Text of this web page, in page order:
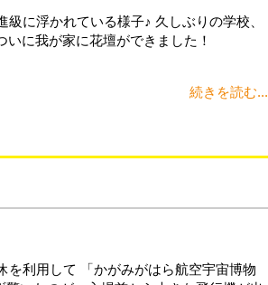
に浮かれている様子♪ 久しぶりの学校、
ついに我が家に花壇ができました！
続きを読む...
を利用して 「かがみがはら航空宇宙博物